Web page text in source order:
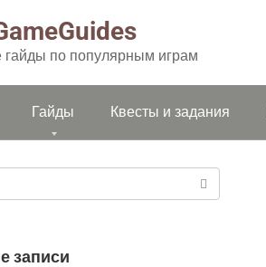
по популярным играм
Гайды Квесты и задания
записи